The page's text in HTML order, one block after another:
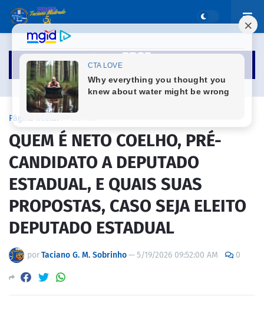
Página inicial
QUEM É NETO COELHO, PRÉ-
CANDIDATO A DEPUTADO
ESTADUAL, E QUAIS SUAS
PROPOSTAS, CASO SEJA ELEITO
DEPUTADO ESTADUAL
porTaciano G. M. Sobrinho—5/19/2026 09:52:00 AM 0